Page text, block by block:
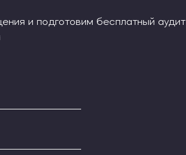
и подготовим бесплатный аудит